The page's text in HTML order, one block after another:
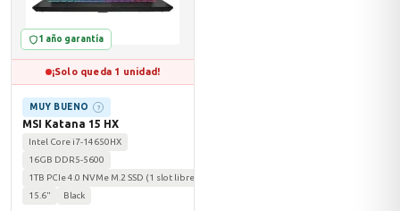
1 año garantía
¡Solo queda 1 unidad!
MUY BUENO ?
MSI Katana 15 HX
Intel Core i7-14650HX
16GB DDR5-5600
1TB PCIe 4.0 NVMe M.2 SSD (1 slot libre adicional)
15.6"
Black